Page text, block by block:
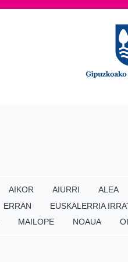
AIKOR AIURRI ALEA
ERRAN EUSKALERRIA
MAILOPE NOAUA